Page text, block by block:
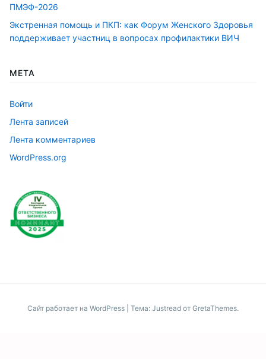
ПМЭФ-2026
Экстренная помощь и ПКП: как Форум Женского Здоровья
поддерживает участниц в вопросах профилактики ВИЧ
МЕТА
Войти
Лента записей
Лента комментариев
WordPress.org
Сайт работает на WordPress Тема: Justread от GretaThemes.